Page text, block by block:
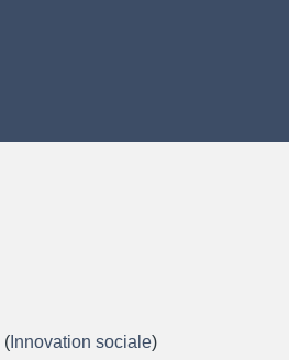
( Innovation sociale)